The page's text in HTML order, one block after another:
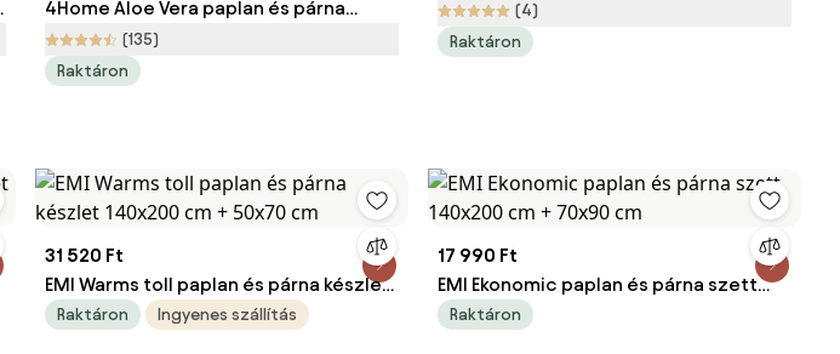
4Home Aloe Vera paplan és párna
szett,, 140 x 200 cm, 70 x 90 cm
(135)
Raktáron
(4)
Raktáron
31 520 Ft
EMI Warms toll paplan és párna készlet
140x200 cm + 50x70 cm
Raktáron Ingyenes szállítás
17 990 Ft
EMI Ekonomic paplan és párna szett
140x200 cm + 70x90 cm
Raktáron